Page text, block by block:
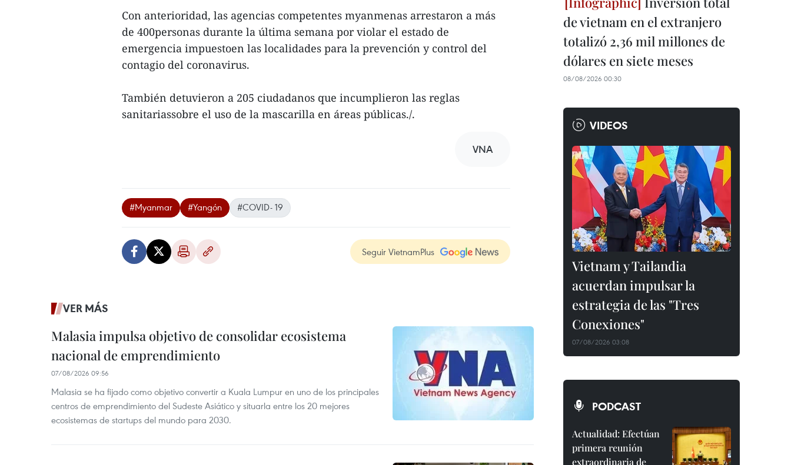
Con anterioridad, las agencias competentes myanmenas arrestaron a más
de 400personas durante la última semana por violar el estado de
emergencia impuestoen las localidades para la prevención y control del
contagio del coronavirus.
También detuvieron a 205 ciudadanos que incumplieron las reglas
sanitariassobre el uso de la mascarilla en áreas públicas./.
VNA
#Myanmar #Yangón #COVID- 19
Seguir VietnamPlus
VER MÁS
Malasia impulsa objetivo de consolidar ecosistema
nacional de emprendimiento
07/08/2026 09:56
Malasia se ha fijado como objetivo convertir a Kuala Lumpur en uno de los principales
centros de emprendimiento del Sudeste Asiático y situarla entre los 20 mejores
ecosistemas de startups del mundo para 2030.
de vietnam en el extranjero
totalizó 2,36 mil millones de
dólares en siete meses
08/08/2026 00:30
VIDEOS
Vietnam y Tailandia
acuerdan impulsar la
estrategia de las "Tres
Conexiones"
07/08/2026 03:08
PODCAST
Actualidad: Efectúan
primera reunión
extraordinaria de